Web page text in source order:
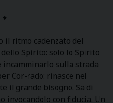
♦
il ritmo cadenzato del
Spirito: solo lo Spirito
incamminarlo sulla strada
Cor-rado: rinasce nel
il grande bisogno. Sa di
invocandolo con fiducia. Un